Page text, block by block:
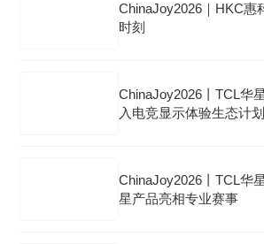
ChinaJoy2026｜HKC惠
时刻
ChinaJoy2026丨TCL华
入电竞显示体验生态计划
ChinaJoy2026丨TCL华
星产品亮相专业赛事